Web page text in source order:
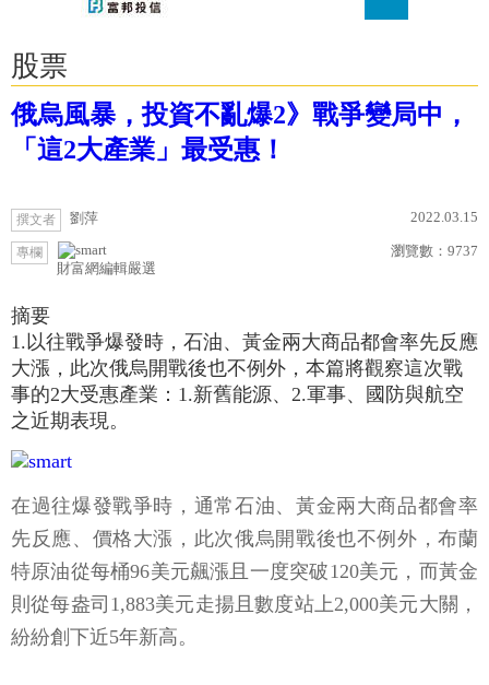
股票
俄烏風暴，投資不亂爆2》戰爭變局中，
「這2大產業」最受惠！
撰文者 劉萍 2022.03.15
專欄
財富網編輯嚴選
瀏覽數： 9737
摘要
1.以往戰爭爆發時，石油、黃金兩大商品都會率先反應
大漲，此次俄烏開戰後也不例外，本篇將觀察這次戰
事的2大受惠產業：1.新舊能源、2.軍事、國防與航空
之近期表現。
在過往爆發戰爭時，通常石油、黃金兩大商品都會率
先反應、價格大漲，此次俄烏開戰後也不例外，布蘭
特原油從每桶96美元飆漲且一度突破120美元，而黃金
則從每盎司1,883美元走揚且數度站上2,000美元大關，
紛紛創下近5年新高。